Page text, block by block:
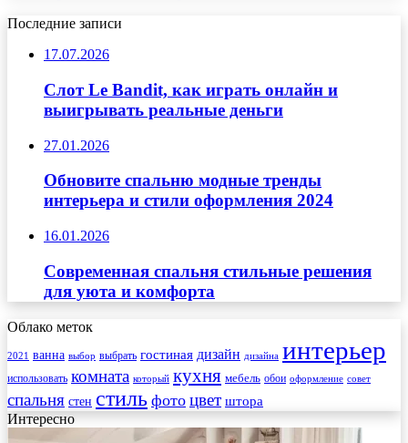
Последние записи
17.07.2026
Слот Le Bandit, как играть онлайн и
выигрывать реальные деньги
27.01.2026
Обновите спальню модные тренды
интерьера и стили оформления 2024
16.01.2026
Современная спальня стильные решения
для уюта и комфорта
Облако меток
2021 ванна выбор выбрать гостиная дизайн дизайна интерьер
использовать комната который кухня мебель обои оформление совет
спальня стен стиль фото цвет штора
Интересно